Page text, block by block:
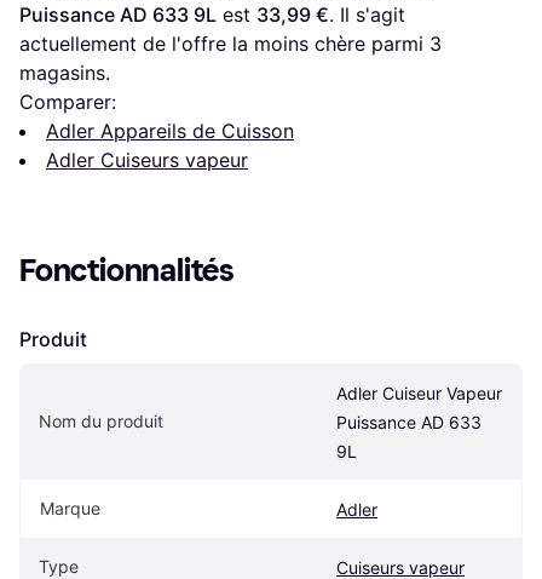
Puissance AD 633 9L est 33,99 €. Il s'agit
actuellement de l'offre la moins chère parmi 3
magasins.
Comparer:
Adler Appareils de Cuisson
Adler Cuiseurs vapeur
Fonctionnalités
Produit
Nom du produit
Adler Cuiseur Vapeur
Puissance AD 633
9L
Marque Adler
Type Cuiseurs vapeur